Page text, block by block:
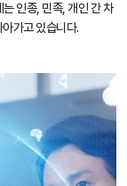
인종, 민족, 개인 간 차
가고 있습니다.